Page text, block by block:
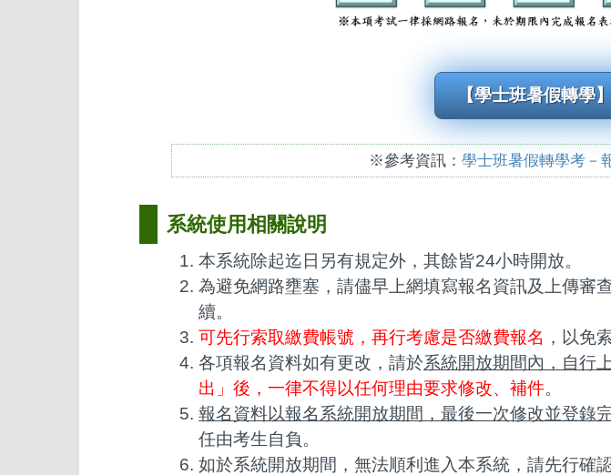
【學士班暑假轉學
※參考資訊：學士班暑假轉學考－
系統使用相關說明
本系統除起迄日另有規定外，其餘皆24小時開放。
為避免網路壅塞，請儘早上網填寫報名資訊及上傳審
續。
可先行索取繳費帳號，再行考慮是否繳費報名 ，以免
各項報名資料如有更改，請於系統開放期間內，自行
出」後，一律不得以任何理由要求修改、補件。
報名資料以報名系統開放期間，最後一次修改並登錄
任由考生自負。
如於系統開放期間，無法順利進入本系統，請先行確